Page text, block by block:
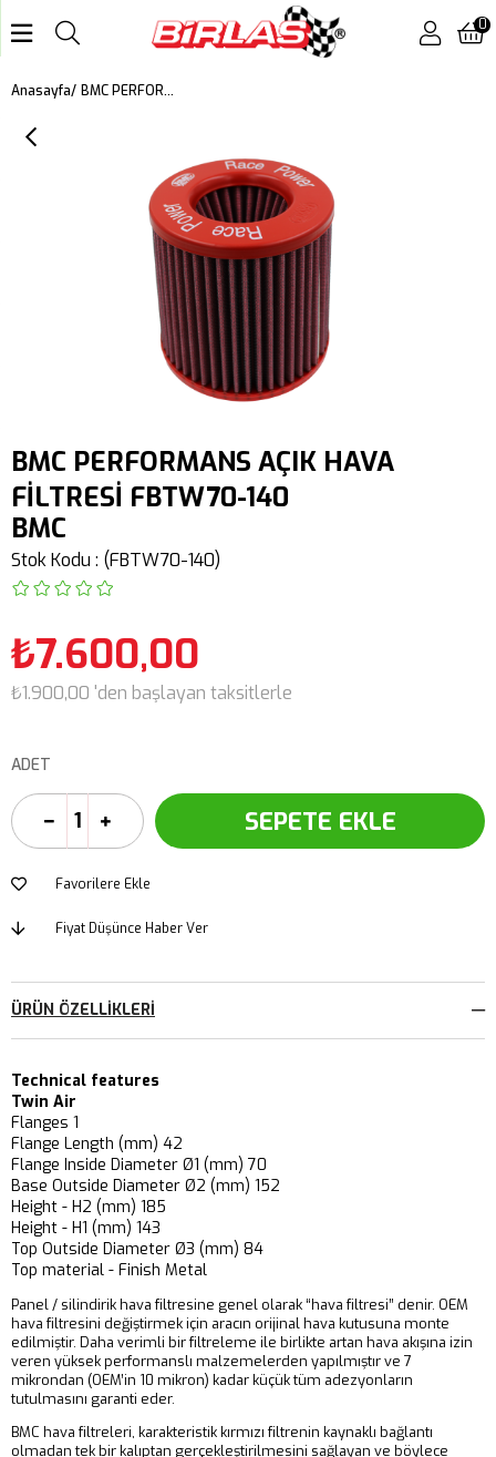
0
Anasayfa BMC PERFORMANS AÇIK HAVA FİLTRESİ FBTW70-140
BMC PERFORMANS AÇIK HAVA
FİLTRESİ FBTW70-140
BMC
Stok Kodu (FBTW70-140)
₺7.600,00
₺1.900,00 'den başlayan taksitlerle
ADET
Favorilere Ekle
Fiyat Düşünce Haber Ver
ÜRÜN ÖZELLIKLERI
Technical features
Twin Air
Flanges 1
Flange Length (mm) 42
Flange Inside Diameter Ø1 (mm) 70
Base Outside Diameter Ø2 (mm) 152
Height - H2 (mm) 185
Height - H1 (mm) 143
Top Outside Diameter Ø3 (mm) 84
Top material - Finish Metal
Panel / silindirik hava filtresine genel olarak “hava filtresi” denir. OEM
hava filtresini değiştirmek için aracın orijinal hava kutusuna monte
edilmiştir. Daha verimli bir filtreleme ile birlikte artan hava akışına izin
veren yüksek performanslı malzemelerden yapılmıştır ve 7
mikrondan (OEM’in 10 mikron) kadar küçük tüm adezyonların
tutulmasını garanti eder.
BMC hava filtreleri, karakteristik kırmızı filtrenin kaynaklı bağlantı
olmadan tek bir kalıptan gerçekleştirilmesini sağlayan ve böylece